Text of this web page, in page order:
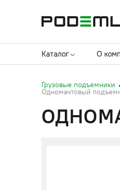
Каталог О
Грузовые подъемники
Одномачтовый